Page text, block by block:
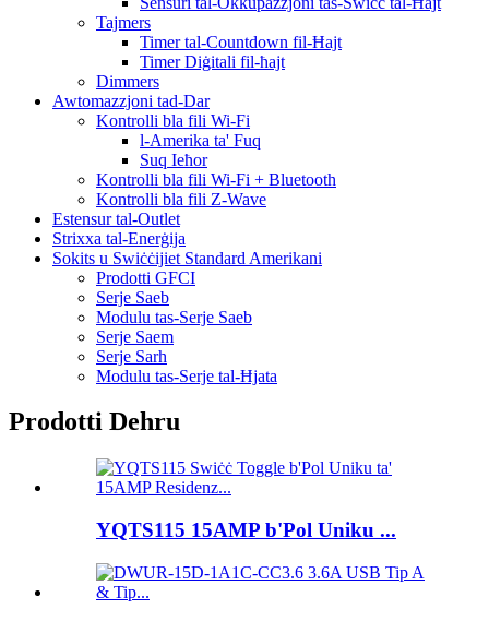
Tajmers
Timer tal-Countdown fil-Ħajt
Timer Diġitali fil-ħajt
Dimmers
Awtomazzjoni tad-Dar
Kontrolli bla fili Wi-Fi
l-Amerika ta' Fuq
Suq Ieħor
Kontrolli bla fili Wi-Fi + Bluetooth
Kontrolli bla fili Z-Wave
Estensur tal-Outlet
Strixxa tal-Enerġija
Sokits u Swiċċijiet Standard Amerikani
Prodotti GFCI
Serje Saeb
Modulu tas-Serje Saeb
Serje Saem
Serje Sarh
Modulu tas-Serje tal-Ħjata
Prodotti Dehru
YQTS115 15AMP b'Pol Uniku ...